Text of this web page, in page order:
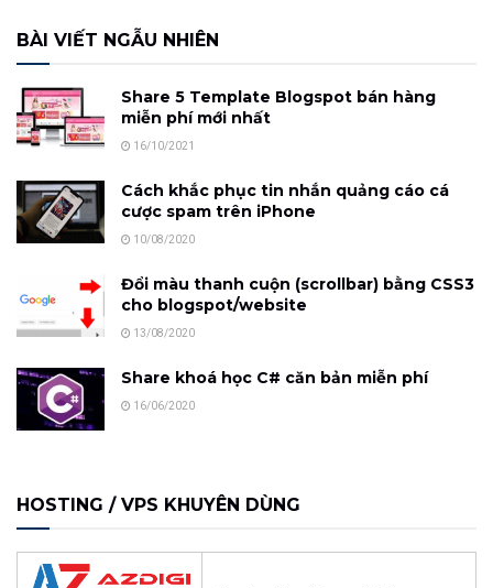
BÀI VIẾT NGẪU NHIÊN
Share 5 Template Blogspot bán hàng
miễn phí mới nhất
16/10/2021
Cách khắc phục tin nhắn quảng cáo cá
cược spam trên iPhone
10/08/2020
Đổi màu thanh cuộn (scrollbar) bằng CSS3
cho blogspot/website
13/08/2020
Share khoá học C# căn bản miễn phí
16/06/2020
HOSTING / VPS KHUYÊN DÙNG